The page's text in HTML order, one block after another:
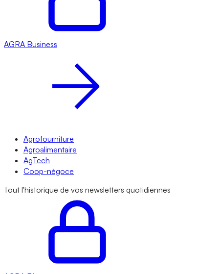
AGRA Business
Agrofourniture
Agroalimentaire
AgTech
Coop-négoce
Tout l'historique de vos newsletters quotidiennes